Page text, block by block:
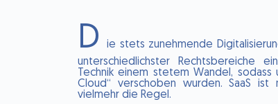
D
ie stets zunehmende
unterschiedlichster Rechtsbereiche
Technik einem stetem Wandel,
Cloud“ verschoben wurden. SaaS
vielmehr die Regel.